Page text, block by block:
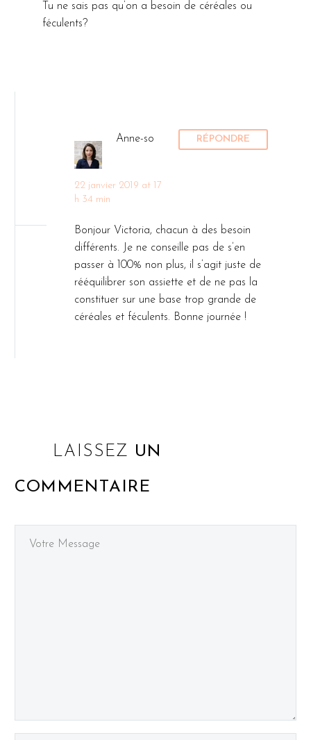
Tu ne sais pas qu’on a besoin de céréales ou
féculents?
Anne-so
22 janvier 2019 at 17
h 34 min
RÉPONDRE
Bonjour Victoria, chacun à des besoin
différents. Je ne conseille pas de s’en
passer à 100% non plus, il s’agit juste de
rééquilibrer son assiette et de ne pas la
constituer sur une base trop grande de
céréales et féculents. Bonne journée !
LAISSEZ UN
COMMENTAIRE